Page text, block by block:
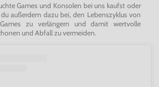
Games und Konsolen bei uns kaufst oder
außerdem dazu bei, den Lebenszyklus von
zu verlängern und damit wertvolle
und Abfall zu vermeiden.